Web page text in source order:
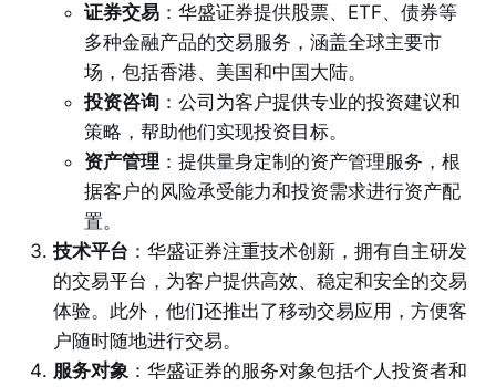
证券交易 ：华盛证券提供股票、ETF、债券等
多种金融产品的交易服务，涵盖全球主要市
场，包括香港、美国和中国大陆。
投资咨询 ：公司为客户提供专业的投资建议和
策略，帮助他们实现投资目标。
资产管理 ：提供量身定制的资产管理服务，根
据客户的风险承受能力和投资需求进行资产配
置。
技术平台 ：华盛证券注重技术创新，拥有自主研发
的交易平台，为客户提供高效、稳定和安全的交易
体验。此外，他们还推出了移动交易应用，方便客
户随时随地进行交易。
服务对象 ：华盛证券的服务对象包括个人投资者和